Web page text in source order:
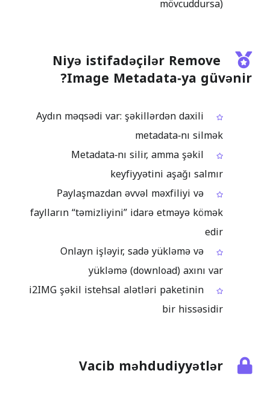
mövcuddursa)
Niyə istifadəçilər Remove
Image Metadata‑ya güvənir?
Aydın məqsədi var: şəkillərdən daxili
metadata‑nı silmək
Metadata‑nı silir, amma şəkil
keyfiyyətini aşağı salmır
Paylaşmazdan əvvəl məxfiliyi və
faylların “təmizliyini” idarə etməyə kömək
edir
Onlayn işləyir, sadə yükləmə və
yükləmə (download) axını var
i2IMG şəkil istehsal alətləri paketinin
bir hissəsidir
Vacib məhdudiyyətlər